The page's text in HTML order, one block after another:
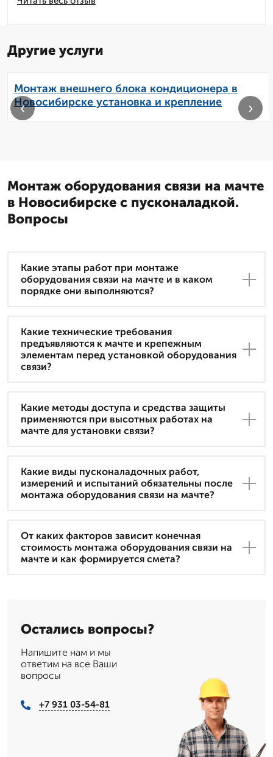
Другие услуги
Монтаж внешнего блока кондиционера в
Новосибирске установка и крепление
‹ ›
Монтаж оборудования связи на мачте
в Новосибирске с пусконаладкой.
Вопросы
Какие этапы работ при монтаже
оборудования связи на мачте и в каком
порядке они выполняются?
Какие технические требования
предъявляются к мачте и крепежным
элементам перед установкой оборудования
связи?
Какие методы доступа и средства защиты
применяются при высотных работах на
мачте для установки связи?
Какие виды пусконаладочных работ,
измерений и испытаний обязательны после
монтажа оборудования связи на мачте?
От каких факторов зависит конечная
стоимость монтажа оборудования связи на
мачте и как формируется смета?
Остались вопросы?
Напишите нам и мы
ответим на все Ваши
вопросы
+7 931 03-54-81